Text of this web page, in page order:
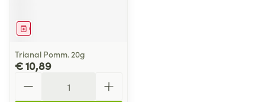
Geneesmiddel
Trianal Pomm. 20g
€ 10,89